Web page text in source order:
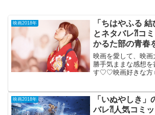
映画2018年
「ちはやふる
とネタバレ⁈コ
かるた部の青春
映画を愛して、映画
勝手気ままな感想を
す♡♡映画好きな方
ク原作で高校かる
編。前...
映画2018年
「いぬやしき」
バレ⁈人気コミ